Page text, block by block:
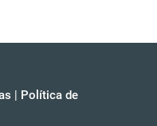
| Política de